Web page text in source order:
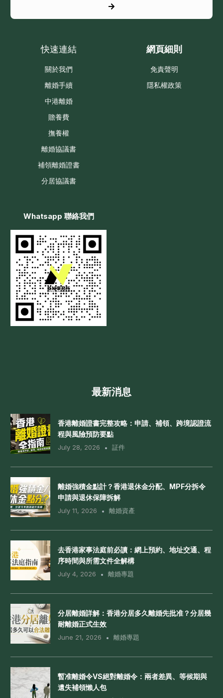
快速連結
關於我們
離婚手續
中港離婚
贍養費
撫養權
離婚協議書
補領離婚證書
分居協議書
網頁細則
免責聲明
隱私權政策
Whatsapp 聯絡我們
最新消息
香港離婚證書完整攻略：申請、補領、跨境認證流
程與風險預防要點
July 28, 2026 証件
離婚強積金點計？香港退休金分配、MPF分拆令
申請與退休保障拆解
July 11, 2026 離婚資產
去香港家事法庭前必讀：網上預約、地址交通、程
序時間與所需文件全解構
July 4, 2026 離婚專題
分居離婚詳解：香港分居多久離婚先批准？分居幾
耐離婚正式生效
June 21, 2026 離婚專題
暫准離婚令VS絕對離婚令：兩者差異、等候期與
遺失補領懶人包